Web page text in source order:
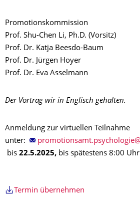
Promotionskommission
Prof. Shu-Chen Li, Ph.D. (Vorsitz)
Prof. Dr. Katja Beesdo-Baum
Prof. Dr. Jürgen Hoyer
Prof. Dr. Eva Asselmann
Der Vortrag wir in Englisch gehalten.
Anmeldung zur virtuellen Teilnahme
unter:
bis 22.5.2025, bis spätestens 8:00 Uhr
Termin übernehmen